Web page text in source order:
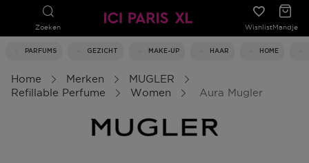
Zoeken WishlistMandje
PARFUMS GEZICHT MAKE-UP HAAR HOME
Home Merken
MUGLER
Refillable Perfume
Women Aura Mugler